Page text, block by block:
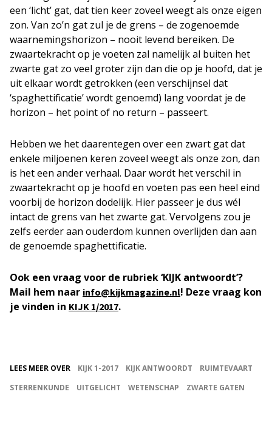
een ‘licht’ gat, dat tien keer zoveel weegt als onze eigen
zon. Van zo’n gat zul je de grens – de zogenoemde
waarnemingshorizon – nooit levend bereiken. De
zwaartekracht op je voeten zal namelijk al buiten het
zwarte gat zo veel groter zijn dan die op je hoofd, dat je
uit elkaar wordt getrokken (een verschijnsel dat
‘spaghettificatie’ wordt genoemd) lang voordat je de
horizon – het point of no return – passeert.
Hebben we het daarentegen over een zwart gat dat
enkele miljoenen keren zoveel weegt als onze zon, dan
is het een ander verhaal. Daar wordt het verschil in
zwaartekracht op je hoofd en voeten pas een heel eind
voorbij de horizon dodelijk. Hier passeer je dus wél
intact de grens van het zwarte gat. Vervolgens zou je
zelfs eerder aan ouderdom kunnen overlijden dan aan
de genoemde spaghettificatie.
Ook een vraag voor de rubriek ‘KIJK antwoordt’?
Mail hem naar info@kijkmagazine.nl! Deze vraag kon
je vinden in KIJK 1/2017.
LEES MEER OVER KIJK 1-2017 KIJK ANTWOORDT
RUIMTEVAART
STERRENKUNDE
UITGELICHT WETENSCHAP ZWARTE GATEN